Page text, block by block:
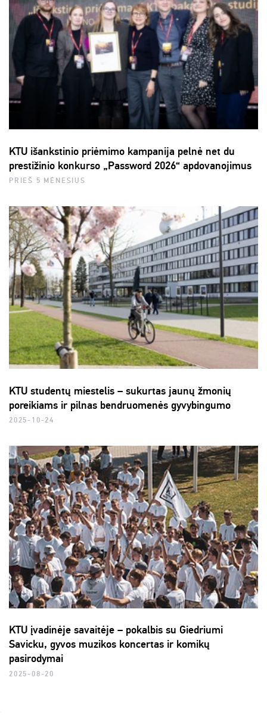
KTU išankstinio priėmimo kampanija pelnė net du
prestižinio konkurso „Password 2026“ apdovanojimus
PRIEŠ 5 MĖNESIUS
KTU studentų miestelis – sukurtas jaunų žmonių
poreikiams ir pilnas bendruomenės gyvybingumo
2025-10-24
KTU įvadinėje savaitėje – pokalbis su Giedriumi
Savicku, gyvos muzikos koncertas ir komikų
pasirodymai
2025-08-20